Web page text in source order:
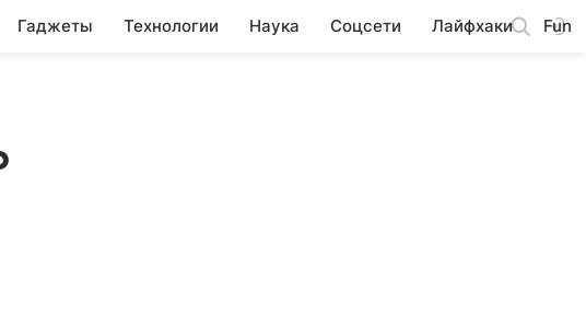
Гаджеты Технологии Наука Соцсети Лайфхаки Fun